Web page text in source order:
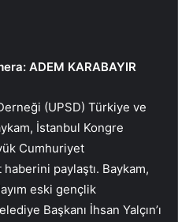
ADEM KARABAYIR
(UPSD) Türkiye ve
İstanbul Kongre
Cumhuriyet
haberini paylaştı. Baykam,
eski gençlik
Başkanı İhsan Yalçın’ı